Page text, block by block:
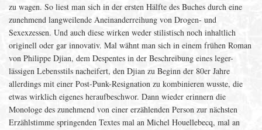
zu wagen. So liest man sich in der ersten Hälfte des Buches durch eine
zunehmend langweilende Aneinanderreihung von Drogen- und
Sexexzessen. Und auch diese wirken weder stilistisch noch inhaltlich
originell oder gar innovativ. Mal wähnt man sich in einem frühen Roman
von Philippe Djian, dem Despentes in der Beschreibung eines leger-
lässigen Lebensstils nacheifert, den Djian zu Beginn der 80er Jahre
allerdings mit einer Post-Punk-Resignation zu kombinieren wusste, die
etwas wirklich eigenes heraufbeschwor. Dann wieder erinnern die
Monologe des zunehmend von einer erzählenden Person zur nächsten
Erzählstimme springenden Textes mal an Michel Houellebecq, mal an